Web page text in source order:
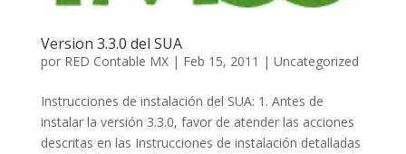
Version 3.3.0 del SUA
por RED Contable MX| Feb 15, 2011 | Uncategorized
Instrucciones de instalación del SUA: 1. Antes de
instalar la versión 3.3.0, favor de atender las acciones
descritas en las Instrucciones de instalación detalladas